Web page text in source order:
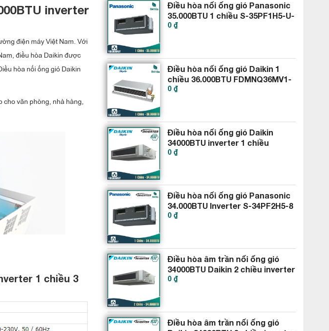
inverter
điện máy Việt Nam. Với
điều hòa Daikin được
hòa nối ống gió Daikin
văn phòng, nhà hàng,
1 chiều 3
Điều hòa nối ống gió Panasonic
35.000BTU 1 chiều S-35PF1H5-U-
35PV1H8
0 ₫
Điều hòa nối ống gió Daikin 1
chiều 36.000BTU FDMNQ36MV1-
RNQ36MV1
0 ₫
Điều hòa nối ống gió Daikin
34000BTU inverter 1 chiều
FBA100BVMA9-RZF100CVM
0 ₫
Điều hòa nối ống gió Panasonic
34.000BTU Inverter S-34PF2H5-8
0 ₫
Điều hòa âm trần nối ống gió
34000BTU Daikin 2 chiều inverter
FBA100BVMA9-RZA100DV1
0 ₫
Điều hòa âm trần nối ống gió